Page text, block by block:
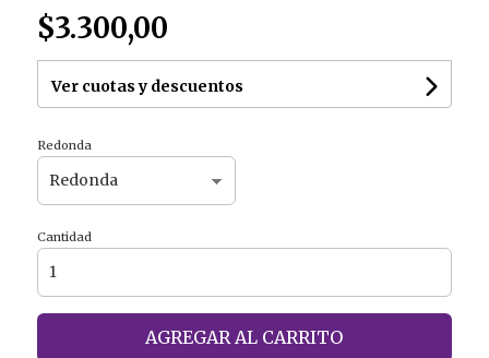
$3.300,00
Ver cuotas y descuentos
Redonda
Cantidad
AGREGAR AL CARRITO